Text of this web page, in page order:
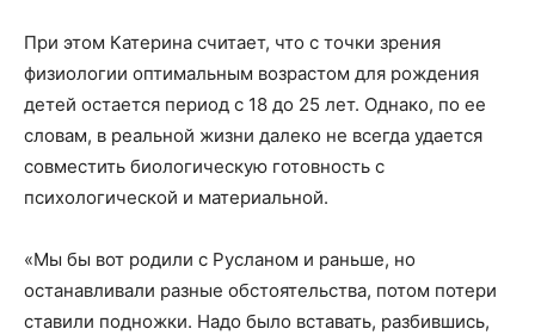
При этом Катерина считает, что с точки зрения
физиологии оптимальным возрастом для рождения
детей остается период с 18 до 25 лет. Однако, по ее
словам, в реальной жизни далеко не всегда удается
совместить биологическую готовность с
психологической и материальной.
«Мы бы вот родили с Русланом и раньше, но
останавливали разные обстоятельства, потом потери
ставили подножки. Надо было вставать, разбившись,